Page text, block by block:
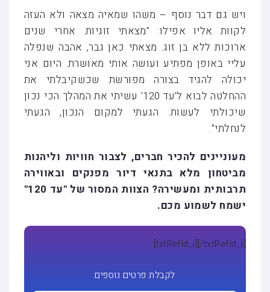
ויש גם דבר נוסף – משהו שמאיה מצאה ולא העזה
לקוות אליו אפילו: "מצאתי זוגיות. אחרי שנים
ארוכות ללא בן זוג. מצאתי כאן גבר, אהבה שנפלה
עליי באופן מפתיע ועושה אותי מאושרת. היום אני
יכולה להגיד בצורה מפורשת שכשקיבלתי את
ההחלטה לבוא ל'עד 120' עשיתי את המהלך הכי נכון
שיכולתי לעשות. הגעתי למקום הנכון, הגעתי
לנחלתי".
מעוניינים להכיר חברים, לצבור חוויות וליהנות
מביטחון מלא בתנאי דיור מפנקים ובאווירה
תרבותית ומעשירה? הצוות המסור של "עד 120"
ישמח לשמוע מכם.
[txtRefId_i][/txtRefId_i]
לקבלת פרטים נוספים